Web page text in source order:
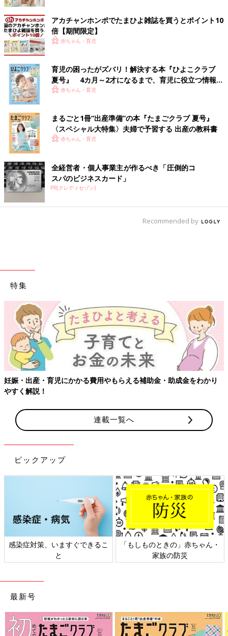
を。久しぶりにお子さんと2人でのおそろいコーデを楽しんだそ
黒のニット帽を合わせた、シンプルリンクコーデ！
1点でも同じアイテムがあると、グッと仲良し感が出て素敵です
などを合わせても◎。お子さんの帽子が、うさ耳になっているの
も可愛いですね！
アカチャンホンポでたまひよ雑誌を買うとポイント10
倍【期間限定】
赤ちゃん・育児
育児の困ったがズバリ！解決する本『ひよこクラブ
夏号』 4カ月～2才になるまで、育児に役立つ情報が
いっぱい！
赤ちゃん・育児
まるごと1冊“出産準備”の本『たまごクラブ 夏号』
〈スペシャル大特集〉夫婦で予習する 出産の教科書
赤ちゃん・育児
全経営者・個人事業主が作るべき「圧倒的コ
スパのビジネスカード」
PR(クレディセゾン)
Recommended by
特集
妊娠・出産・育児にかかる費用やもらえる補助金・助成金をわかり
やすく解説！
連載一覧へ
ピックアップ
感染症対策、いますぐできるこ
と
「もしものときの」赤ちゃん・
家族の防災
最新号